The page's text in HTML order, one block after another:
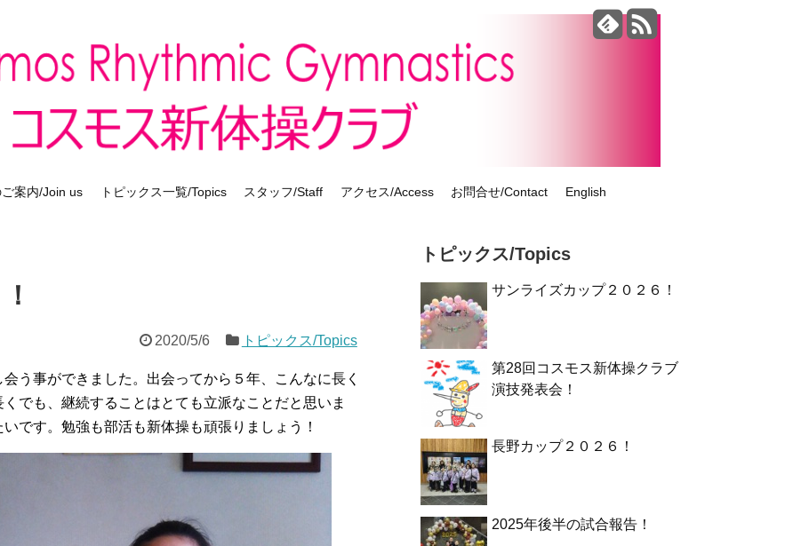
ご案内/Join us トピックス一覧/Topics スタッフ/Staff アクセス/Access お問合せ/Contact English
2020/5/6 トピックス/Topics
う事ができました。出会ってから５年、こんなに長く
でも、継続することはとても立派なことだと思いま
です。勉強も部活も新体操も頑張りましょう！
トピックス/Topics
サンライズカップ２０２６！
第28回コスモス新体操クラブ
演技発表会！
長野カップ２０２６！
2025年後半の試合報告！